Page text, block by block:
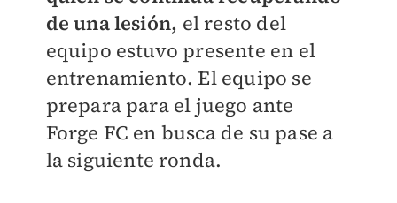
de una lesión, el resto del
equipo estuvo presente en el
entrenamiento. El equipo se
prepara para el juego ante
Forge FC en busca de su pase a
la siguiente ronda.